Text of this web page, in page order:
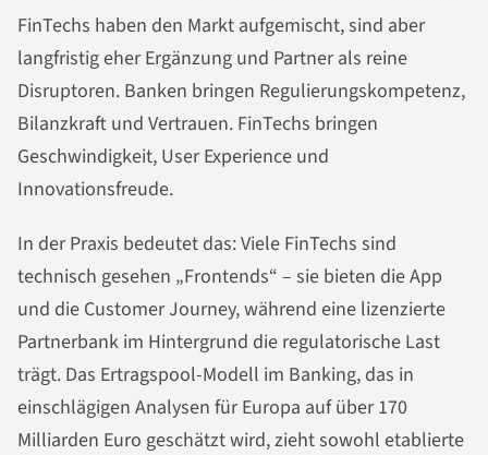
FinTechs haben den Markt aufgemischt, sind aber
langfristig eher Ergänzung und Partner als reine
Disruptoren. Banken bringen Regulierungskompetenz,
Bilanzkraft und Vertrauen. FinTechs bringen
Geschwindigkeit, User Experience und
Innovationsfreude.
In der Praxis bedeutet das: Viele FinTechs sind
technisch gesehen „Frontends“ – sie bieten die App
und die Customer Journey, während eine lizenzierte
Partnerbank im Hintergrund die regulatorische Last
trägt. Das Ertragspool-Modell im Banking, das in
einschlägigen Analysen für Europa auf über 170
Milliarden Euro geschätzt wird, zieht sowohl etablierte